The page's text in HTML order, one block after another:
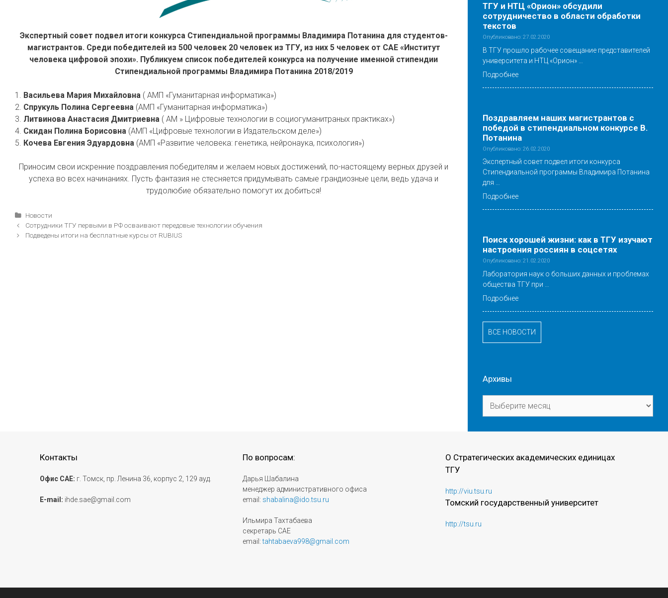
Экспертный совет подвел итоги конкурса Стипендиальной программы Владимира Потанина для студентов-
магистрантов. Среди победителей из 500 человек 20 человек из ТГУ, из них 5 человек от САЕ «Институт
человека цифровой эпохи». Публикуем список победителей конкурса на получение именной стипендии
Стипендиальной программы Владимира Потанина 2018/2019
1. Васильева Мария Михайловна ( АМП «Гуманитарная информатика»)
2. Спрукуль Полина Сергеевна (АМП «Гуманитарная информатика»)
3. Литвинова Анастасия Дмитриевна ( АМ » Цифровые технологии в социогуманитраных практиках»)
4. Скидан Полина Борисовна (АМП «Цифровые технологии в Издательском деле»)
5. Кочева Евгения Эдуардовна (АМП «Развитие человека: генетика, нейронаука, психология»)
Приносим свои искренние поздравления победителям и желаем новых достижений, по-настоящему верных друзей и
успеха во всех начинаниях. Пусть фантазия не стесняется придумывать самые грандиозные цели, ведь удача и
трудолюбие обязательно помогут их добиться!
Рубрики
Новости
Навигация
записи
Сотрудники ТГУ первыми в РФ осваивают передовые технологии обучения
Подведены итоги на бесплатные курсы от RUBIUS
ТГУ и НТЦ «Орион» обсудили
сотрудничество в области обработки
текстов
Опубликовано: 27.02.2020
В ТГУ прошло рабочее совещание представителей
университета и НТЦ «Орион» …
Подробнее
Поздравляем наших магистрантов с
победой в стипендиальном конкурсе В.
Потанина
Опубликовано: 26.02.2020
Экспертный совет подвел итоги конкурса
Стипендиальной программы Владимира Потанина
для …
Подробнее
Поиск хорошей жизни: как в ТГУ изучают
настроения россиян в соцсетях
Опубликовано: 21.02.2020
Лаборатория наук о больших данных и проблемах
общества ТГУ при …
Подробнее
ВСЕ НОВОСТИ
Архивы
Контакты
Офис САЕ: г. Томск, пр. Ленина 36, корпус 2, 129 ауд.
E-mail: ihde.sae@gmail.com
По вопросам:
Дарья Шабалина
менеджер административного офиса
email: shabalina@ido.tsu.ru
Ильмира Тахтабаева
секретарь САЕ
email:tahtabaeva998@gmail.com
О Стратегических академических единицах
ТГУ
http://viu.tsu.ru
Томский государственный университет
http://tsu.ru